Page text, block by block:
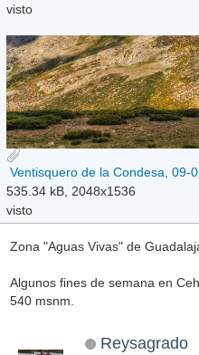
visto
Ventisquero de la Condesa, 09-
535.34 kB, 2048x1536
visto
Zona "Aguas Vivas" de
Algunos fines de semana en
540 msnm.
Reysagrado